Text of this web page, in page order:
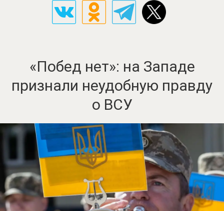
«Побед нет»: на Западе
признали неудобную правду
о ВСУ